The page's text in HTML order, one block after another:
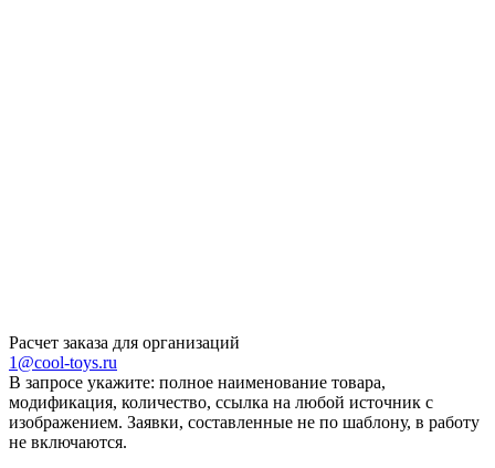
Расчет заказа для организаций
1@cool-toys.ru
В запросе укажите: полное наименование товара,
модификация, количество, ссылка на любой источник с
изображением. Заявки, составленные не по шаблону, в работу
не включаются.